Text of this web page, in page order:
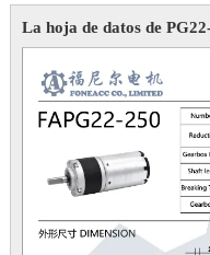
La hoja de datos de